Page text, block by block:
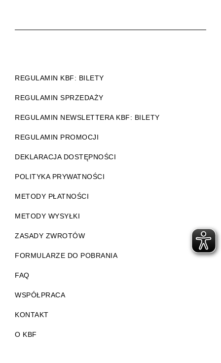
REGULAMIN KBF: BILETY
REGULAMIN SPRZEDAŻY
REGULAMIN NEWSLETTERA KBF: BILETY
REGULAMIN PROMOCJI
DEKLARACJA DOSTĘPNOŚCI
POLITYKA PRYWATNOŚCI
METODY PŁATNOŚCI
METODY WYSYŁKI
ZASADY ZWROTÓW
FORMULARZE DO POBRANIA
FAQ
WSPÓŁPRACA
KONTAKT
O KBF